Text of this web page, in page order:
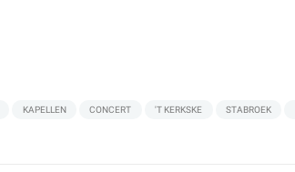
KAPELLEN CONCERT 'T KERKSKE STABROEK